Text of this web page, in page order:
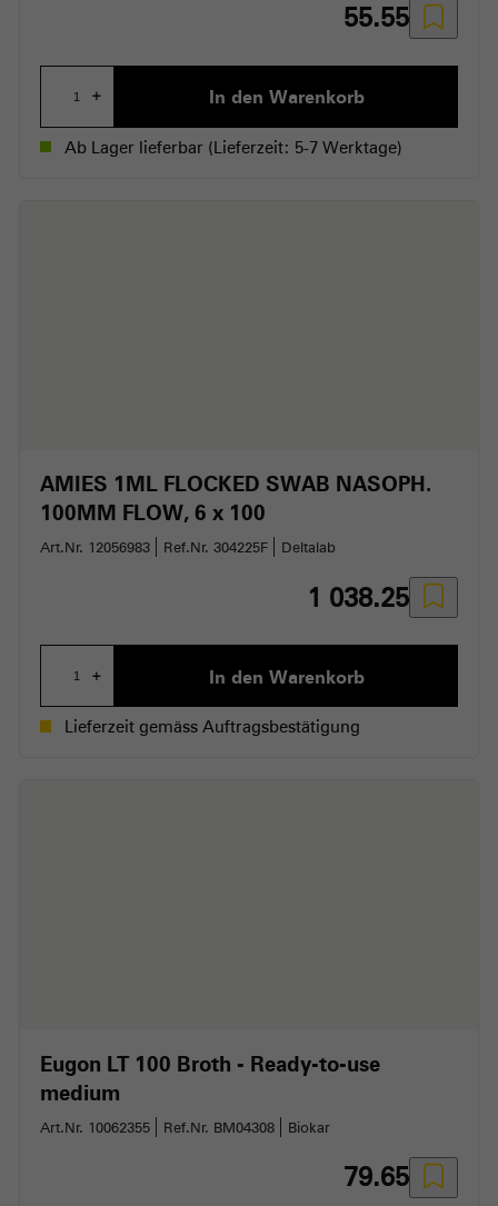
55.55
+ In den Warenkorb
Ab Lager lieferbar (Lieferzeit: 5-7 Werktage)
AMIES 1ML FLOCKED SWAB NASOPH.
100MM FLOW 6 x 100
Art.Nr. 12056983 Ref.Nr. 304225F Deltalab
1 038.25
+ In den Warenkorb
Lieferzeit gemäss Auftragsbestätigung
Eugon LT 100 Broth - Ready-to-use
medium
Art.Nr. 10062355 Ref.Nr. BM04308 Biokar
79.65